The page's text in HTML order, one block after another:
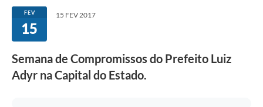
Transparência
Secretarias
Ouvidoria
FEV
15
15 FEV 2017
Semana de Compromissos do Prefeito Luiz
Adyr na Capital do Estado.